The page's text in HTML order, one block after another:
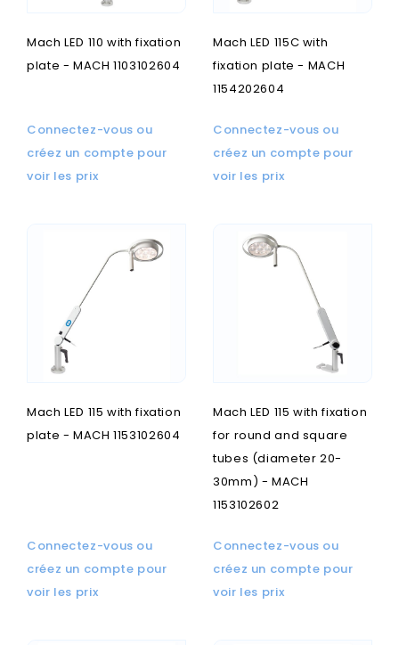
Mach LED 110 with fixation
plate - MACH 1103102604
Connectez-vous ou
créez un compte pour
voir les prix
Mach LED 115C with
fixation plate - MACH
1154202604
Connectez-vous ou
créez un compte pour
voir les prix
Mach LED 115 with fixation
plate - MACH 1153102604
Connectez-vous ou
créez un compte pour
voir les prix
Mach LED 115 with fixation
for round and square
tubes (diameter 20-
30mm) - MACH
1153102602
Connectez-vous ou
créez un compte pour
voir les prix